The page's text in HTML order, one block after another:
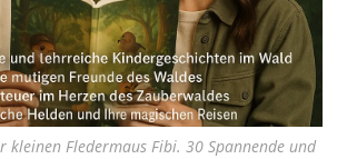
kleinen Fledermaus Fibi. 30 Spannende und